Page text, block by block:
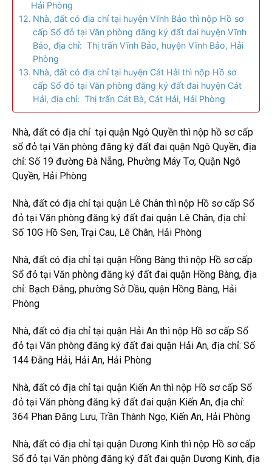
Hải Phòng
Nhà, đất có địa chỉ tại huyện Vĩnh Bảo thì nộp Hồ sơ
cấp Sổ đỏ tại Văn phòng đăng ký đất đai huyện Vĩnh
Bảo, địa chỉ: Thị trấn Vĩnh Bảo, huyện Vĩnh Bảo, Hải
Phòng
Nhà, đất có địa chỉ tại huyện Cát Hải thì nộp Hồ sơ
cấp Sổ đỏ tại Văn phòng đăng ký đất đai huyện Cát
Hải, địa chỉ: Thị trấn Cát Bà, Cát Hải, Hải Phòng
Nhà, đất có địa chỉ tại quận Ngô Quyền thì nộp hồ sơ cấp
sổ đỏ tại Văn phòng đăng ký đất đai quận Ngô Quyền, địa
chỉ: Số 19 đường Đà Nẵng, Phường Máy Tơ, Quận Ngô
Quyền, Hải Phòng
Nhà, đất có địa chỉ tại quận Lê Chân thì nộp Hồ sơ cấp Sổ
đỏ tại Văn phòng đăng ký đất đai quận Lê Chân, địa chỉ:
Số 10G Hồ Sen, Trại Cau, Lê Chân, Hải Phòng
Nhà, đất có địa chỉ tại quận Hồng Bàng thì nộp Hồ sơ cấp
Sổ đỏ tại Văn phòng đăng ký đất đai quận Hồng Bàng, địa
chỉ: Bạch Đằng, phường Sở Dầu, quận Hồng Bàng, Hải
Phòng
Nhà, đất có địa chỉ tại quận Hải An thì nộp Hồ sơ cấp Sổ
đỏ tại Văn phòng đăng ký đất đai quận Hải An, địa chỉ: Số
144 Đằng Hải, Hải An, Hải Phòng
Nhà, đất có địa chỉ tại quận Kiến An thì nộp Hồ sơ cấp Sổ
đỏ tại Văn phòng đăng ký đất đai quận Kiến An, địa chỉ:
364 Phan Đăng Lưu, Trần Thành Ngọ, Kiến An, Hải Phòng
Nhà, đất có địa chỉ tại quận Dương Kinh thì nộp Hồ sơ cấp
Sổ đỏ tại Văn phòng đăng ký đất đai quận Dương Kinh, địa